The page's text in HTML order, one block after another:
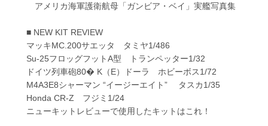
アメリカ海軍護衛航母「ガンビア・ベイ」実艦写真集
■ NEW KIT REVIEW
マッキMC.200サエッタ タミヤ1/486
Su-25フロッグフットA型 トランペッター1/32
ドイツ列車砲80� K（E）ドーラ ホビーボス1/72
M4A3E8シャーマン “イージーエイト” タスカ1/35
Honda CR-Z フジミ1/24
ニューキットレビューで使用したキットはこれ！